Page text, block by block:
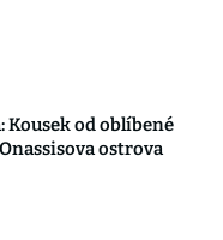
Kousek od oblíbené
ostrova